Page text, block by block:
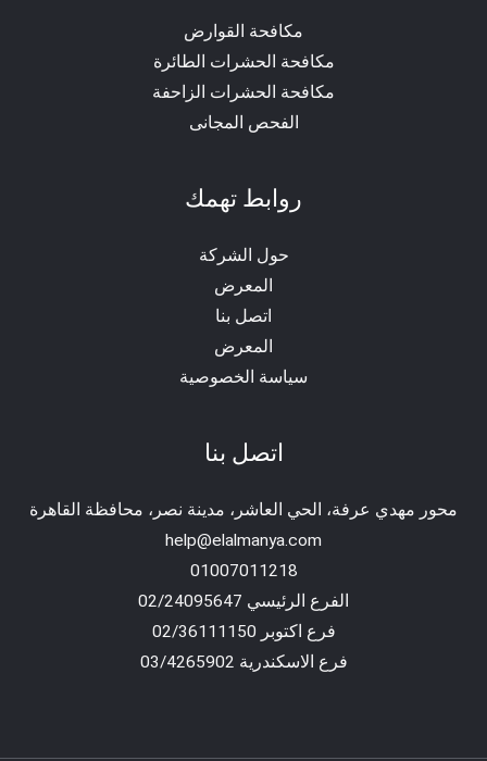
مكافحة القوارض
مكافحة الحشرات الطائرة
مكافحة الحشرات الزاحفة
الفحص المجانى
روابط تهمك
حول الشركة
المعرض
اتصل بنا
المعرض
سياسة الخصوصية
اتصل بنا
محور مهدي عرفة، الحي العاشر، مدينة نصر، محافظة القاهرة‬
help@elalmanya.com
01007011218
الفرع الرئيسي 02/24095647
فرع اكتوبر 02/36111150
فرع الاسكندرية 03/4265902